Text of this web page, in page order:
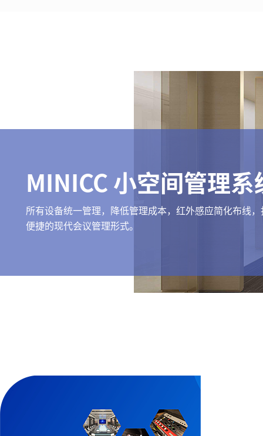
MINICC 小空间管理系
所有设备统一管理，降低管理成本，红外感应简化布线
便捷的现代会议管理形式。